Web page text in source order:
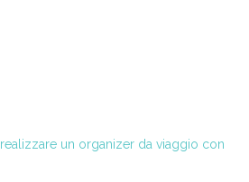
un organizer da viaggio con